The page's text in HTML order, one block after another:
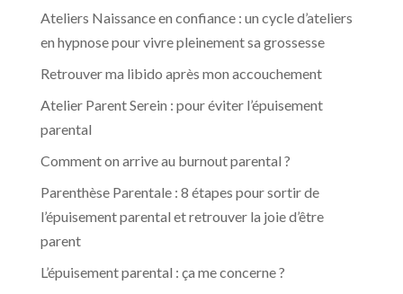
Ateliers Naissance en confiance : un cycle d’ateliers
en hypnose pour vivre pleinement sa grossesse
Retrouver ma libido après mon accouchement
Atelier Parent Serein : pour éviter l’épuisement
parental
Comment on arrive au burnout parental ?
Parenthèse Parentale : 8 étapes pour sortir de
l’épuisement parental et retrouver la joie d’être
parent
L’épuisement parental : ça me concerne ?